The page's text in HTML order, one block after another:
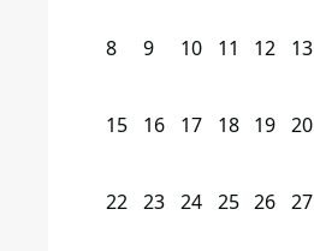
8 9 10 11 12 13
15 16 17 18 19 20
22 23 24 25 26 27